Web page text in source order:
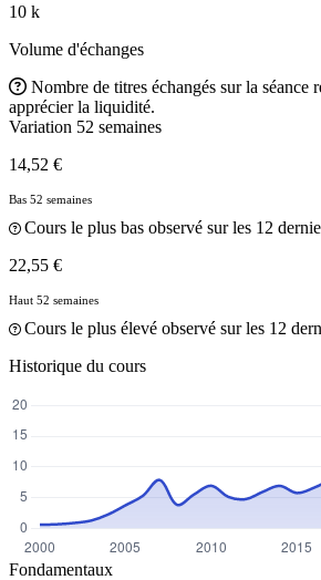
10 k
Volume d'échanges
Nombre de titres échangés sur la séance
apprécier la liquidité.
Variation 52 semaines
14,52 €
Bas 52 semaines
Cours le plus bas observé sur les 12
22,55 €
Haut 52 semaines
Cours le plus élevé observé sur les 12
Historique du cours
Fondamentaux